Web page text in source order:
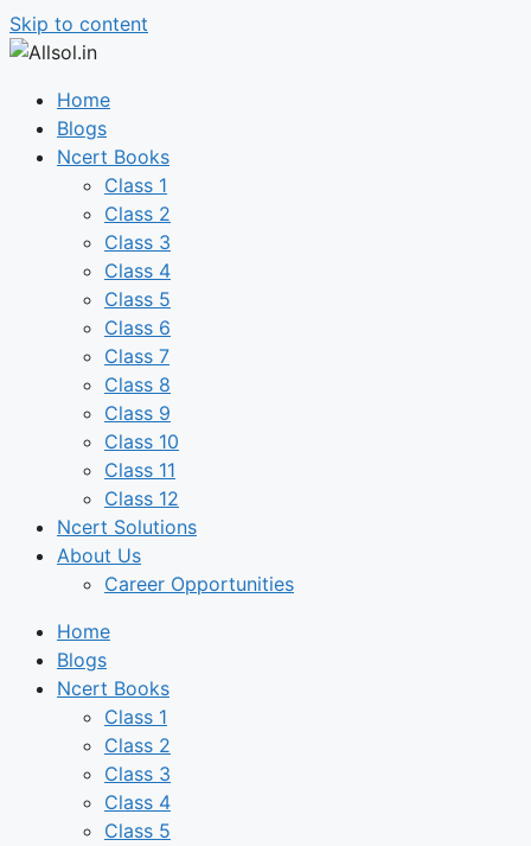
Skip to content
Home
Blogs
Ncert Books
Class 1
Class 2
Class 3
Class 4
Class 5
Class 6
Class 7
Class 8
Class 9
Class 10
Class 11
Class 12
Ncert Solutions
About Us
Career Opportunities
Home
Blogs
Ncert Books
Class 1
Class 2
Class 3
Class 4
Class 5